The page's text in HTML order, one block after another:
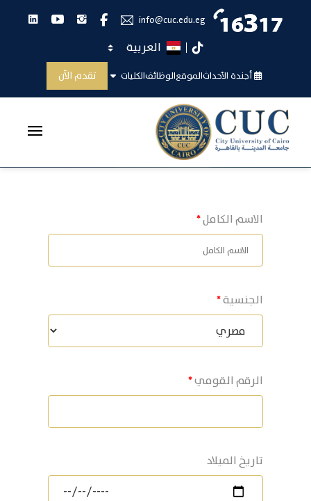
info@cuc.edu.eg فيس بوكانستجراميوتيوبلينكدان
تيك توكاختر اللغة
أجندة الأحداثالموقعالوظائفالكليات تقدم الآن
الرئيسية اضافه وظيفه
الاسم الكامل
الجنسية
الرقم القومي
تاريخ الميلاد